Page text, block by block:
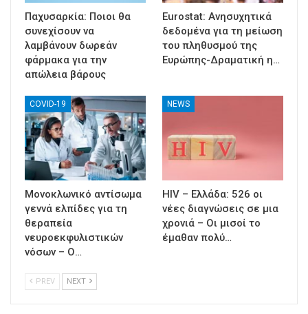
Παχυσαρκία: Ποιοι θα
συνεχίσουν να
λαμβάνουν δωρεάν
φάρμακα για την
απώλεια βάρους
Eurostat: Ανησυχητικά
δεδομένα για τη μείωση
του πληθυσμού της
Ευρώπης-Δραματική η…
COVID-19
Μονοκλωνικό αντίσωμα
γεννά ελπίδες για τη
θεραπεία
νευροεκφυλιστικών
νόσων – Ο…
NEWS
HIV – Ελλάδα: 526 οι
νέες διαγνώσεις σε μια
χρονιά – Οι μισοί το
έμαθαν πολύ…
PREV NEXT